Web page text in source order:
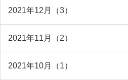
2021年12月（3）
2021年11月（2）
2021年10月（1）